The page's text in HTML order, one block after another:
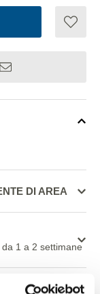
DI AREA
da 1 a 2 settimane